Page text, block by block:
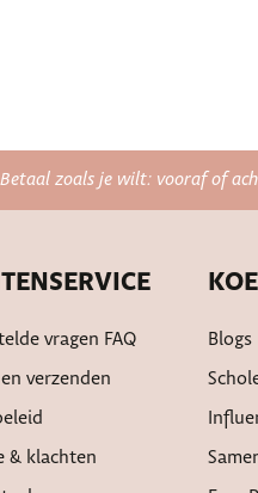
Betaal zoals je wilt: vooraf of
vragen FAQ
verzenden
& klachten
Blogs